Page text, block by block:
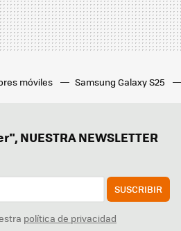
móviles Samsung Galaxy S25
NUESTRA NEWSLETTER
SUSCRIBIR
política de privacidad